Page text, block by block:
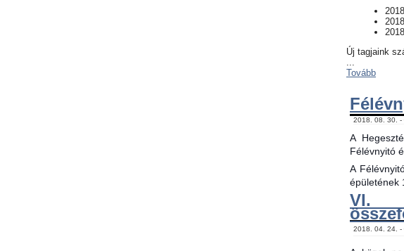
Új tagjaink
...
Tovább
2018. 08. 30. -
A
Félévnyitó
A
épületének
VI.
2018. 04. 24. -